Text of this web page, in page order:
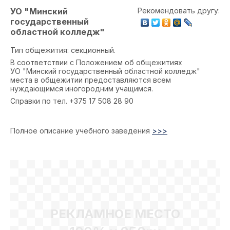
Рекомендовать другу:
УО "Минский
государственный
областной колледж"
Тип общежития: секционный.
В соответствии с Положением об общежитиях
УО "Минский государственный областной колледж"
места в общежитии предоставляются всем
нуждающимся иногородним учащимся.
Справки по тел. +375 17 508 28 90
Полное описание учебного заведения >>>
РЕКЛАМНОЕ МЕСТО